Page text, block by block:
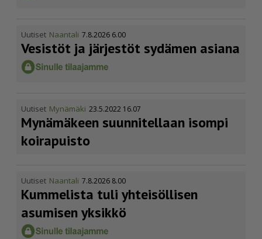
Uutiset Naantali 7.8.2026 6.00
Vesistöt ja järjestöt sydämen asiana
Uutiset Mynämäki 23.5.2022 16.07
Mynämäkeen suunnitellaan isompi
koirapuisto
Uutiset Naantali 7.8.2026 8.00
Kummelista tuli yhteisöllisen
asumisen yksikkö